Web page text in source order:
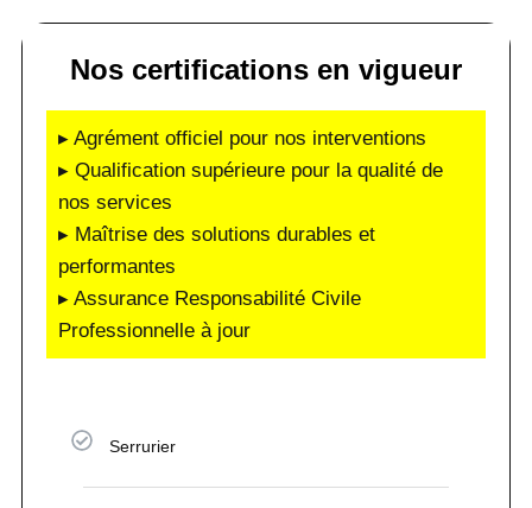
Nos certifications en vigueur
▸ Agrément officiel pour nos interventions
▸ Qualification supérieure pour la qualité de
nos services
▸ Maîtrise des solutions durables et
performantes
▸ Assurance Responsabilité Civile
Professionnelle à jour
Serrurier